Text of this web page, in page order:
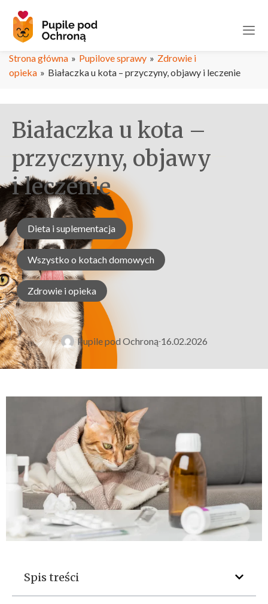
Strona główna » Pupilove sprawy » Zdrowie i
opieka » Białaczka u kota – przyczyny, objawy i leczenie
Białaczka u kota –
przyczyny, objawy
i leczenie
Dieta i suplementacja
Wszystko o kotach domowych
Zdrowie i opieka
Pupile pod Ochroną 16.02.2026
Spis treści